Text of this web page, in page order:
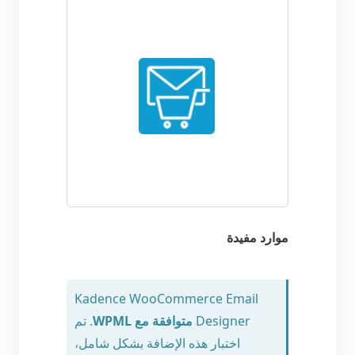
موارد مفيدة
Kadence WooCommerce Email
Designer متوافقة مع WPML
. تم
اختبار هذه الإضافة بشكل شامل،